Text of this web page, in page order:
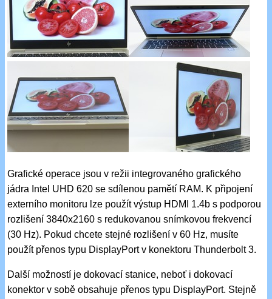
Grafické operace jsou v režii integrovaného grafického
jádra Intel UHD 620 se sdílenou pamětí RAM. K připojení
externího monitoru lze použít výstup HDMI 1.4b s podporou
rozlišení 3840x2160 s redukovanou snímkovou frekvencí
(30 Hz). Pokud chcete stejné rozlišení v 60 Hz, musíte
použít přenos typu DisplayPort v konektoru Thunderbolt 3.
Další možností je dokovací stanice, neboť i dokovací
konektor v sobě obsahuje přenos typu DisplayPort. Stejně